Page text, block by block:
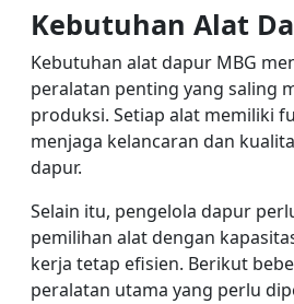
Kebutuhan Alat
Kebutuhan alat dapur MBG
peralatan penting yang saling
produksi. Setiap alat memiliki
menjaga kelancaran dan
dapur.
Selain itu, pengelola dapur
pemilihan alat dengan
kerja tetap efisien. Berikut
peralatan utama yang perlu